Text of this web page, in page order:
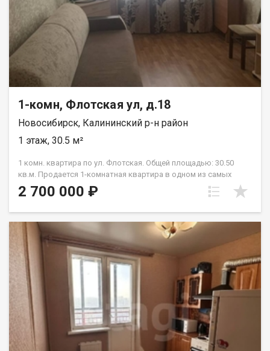
1-комн, Флотская ул, д.18
Новосибирск, Калининский р-н район
1 этаж, 30.5 м²
1 комн. квартира по ул. Флотская. Общей площадью: 30.50
кв.м. Продается 1-комнатная квартира в одном из самых
красивых и экологически чистом районе города. С развитой
инфраструктурой. Рядом продуктовые магазины, садик,
площадка. Сам дом находится в зеленой зоне — что
обеспечивает свежий воздух и тишину. Свободные
парковочные места. Рядом остановка общественного
транспорта. Квартира с ремонтом и частично с мебелью.
Возможен обмен на вашу недвижимость. Возможна продажа
в рассрочку. При звонке, пожалуйста, сообщите номер
варианта - JV010541108842.
2 700 000 ₽